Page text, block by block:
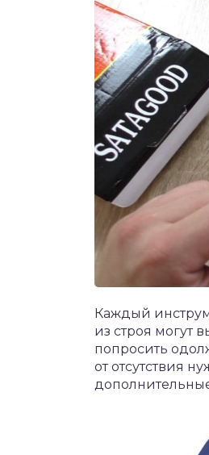
Каждый
из строя могут
попросить
от отсутствия